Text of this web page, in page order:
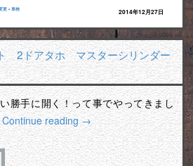
更 • 車検 2014年12月27日
2ドアタホ マスターシリンダー
勝手に開く！って事でやってきまし
Continue reading→